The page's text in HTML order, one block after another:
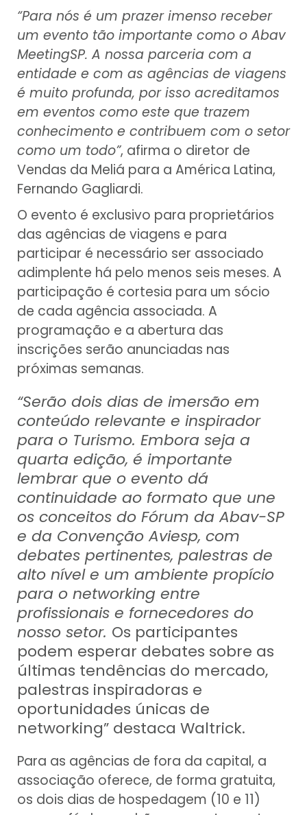
“Para nós é um prazer imenso receber
um evento tão importante como o Abav
MeetingSP. A nossa parceria com a
entidade e com as agências de viagens
é muito profunda, por isso acreditamos
em eventos como este que trazem
conhecimento e contribuem com o setor
como um todo”, afirma o diretor de
Vendas da Meliá para a América Latina,
Fernando Gagliardi.
O evento é exclusivo para proprietários
das agências de viagens e para
participar é necessário ser associado
adimplente há pelo menos seis meses. A
participação é cortesia para um sócio
de cada agência associada. A
programação e a abertura das
inscrições serão anunciadas nas
próximas semanas.
“Serão dois dias de imersão em
conteúdo relevante e inspirador
para o Turismo. Embora seja a
quarta edição, é importante
lembrar que o evento dá
continuidade ao formato que une
os conceitos do Fórum da Abav-SP
e da Convenção Aviesp, com
debates pertinentes, palestras de
alto nível e um ambiente propício
para o networking entre
profissionais e fornecedores do
nosso setor. Os participantes
podem esperar debates sobre as
últimas tendências do mercado,
palestras inspiradoras e
oportunidades únicas de
networking” destaca Waltrick.
Para as agências de fora da capital, a
associação oferece, de forma gratuita,
os dois dias de hospedagem (10 e 11)